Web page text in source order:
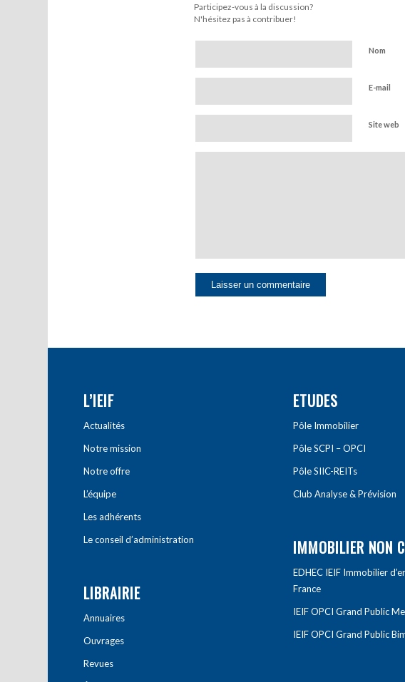
Participez-vous à la discussion?
N'hésitez pas à contribuer!
Nom
E-mail
Site web
L’IEIF
Actualités
Notre mission
Notre offre
L’équipe
Les adhérents
Le conseil d’administration
LIBRAIRIE
Annuaires
Ouvrages
Revues
ETUDES
Pôle Immobilier
Pôle SCPI – OPCI
Pôle SIIC-REITs
Club Analyse & Prévision
IMMOBILIER NON
EDHEC IEIF Immobilier
France
IEIF OPCI Grand Public
IEIF OPCI Grand Public